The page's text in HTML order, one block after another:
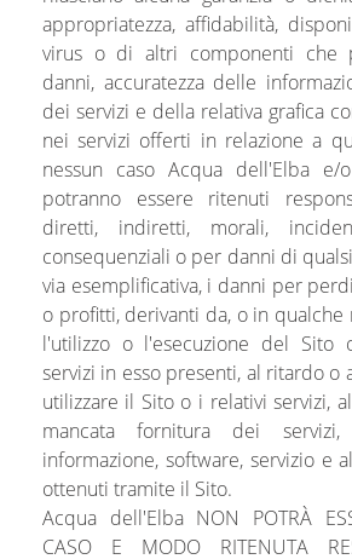
appropriatezza, affidabilità,
virus o di altri componenti che
danni, accuratezza delle
dei servizi e della relativa grafica
nei servizi offerti in relazione a
nessun caso Acqua dell'Elba
potranno essere ritenuti
diretti, indiretti, morali,
consequenziali o per danni di
via esemplificativa, i danni per
o profitti, derivanti da, o in qualche
l'utilizzo o l'esecuzione del Sito
servizi in esso presenti, al ritardo o
utilizzare il Sito o i relativi servizi,
mancata fornitura dei
informazione, software, servizio e
ottenuti tramite il Sito.
Acqua dell'Elba NON POTRÀ
CASO E MODO RITENUTA